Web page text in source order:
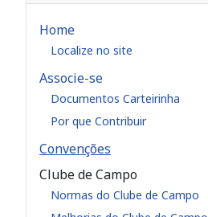
Home
Localize no site
Associe-se
Documentos Carteirinha
Por que Contribuir
Convenções
Clube de Campo
Normas do Clube de Campo